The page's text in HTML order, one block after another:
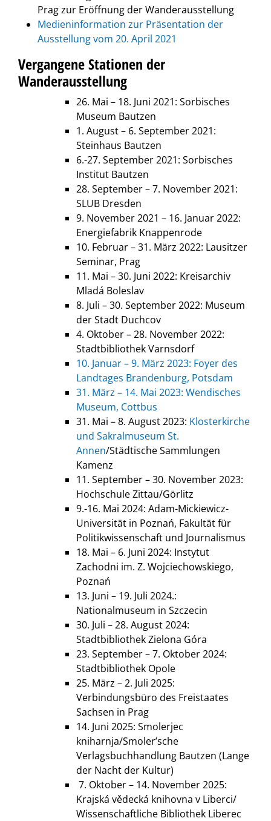
Prag zur Eröffnung der Wanderausstellung
Medieninformation zur Präsentation der
Ausstellung vom 20. April 2021
Vergangene Stationen der
Wanderausstellung
26. Mai – 18. Juni 2021: Sorbisches
Museum Bautzen
1. August – 6. September 2021:
Steinhaus Bautzen
6.-27. September 2021: Sorbisches
Institut Bautzen
28. September – 7. November 2021:
SLUB Dresden
9. November 2021 – 16. Januar 2022:
Energiefabrik Knappenrode
10. Februar – 31. März 2022: Lausitzer
Seminar, Prag
11. Mai – 30. Juni 2022: Kreisarchiv
Mladá Boleslav
8. Juli – 30. September 2022: Museum
der Stadt Duchcov
4. Oktober – 28. November 2022:
Stadtbibliothek Varnsdorf
10. Januar – 9. März 2023: Foyer des
Landtages Brandenburg, Potsdam
31. März – 14. Mai 2023: Wendisches
Museum, Cottbus
31. Mai – 8. August 2023: Klosterkirche
und Sakralmuseum St.
Annen/Städtische Sammlungen
Kamenz
11. September – 30. November 2023:
Hochschule Zittau/Görlitz
9.-16. Mai 2024: Adam-Mickiewicz-
Universität in Poznań, Fakultät für
Politikwissenschaft und Journalismus
18. Mai – 6. Juni 2024: Instytut
Zachodni im. Z. Wojciechowskiego,
Poznań
13. Juni – 19. Juli 2024.:
Nationalmuseum in Szczecin
30. Juli – 28. August 2024:
Stadtbibliothek Zielona Góra
23. September – 7. Oktober 2024:
Stadtbibliothek Opole
25. März – 2. Juli 2025:
Verbindungsbüro des Freistaates
Sachsen in Prag
14. Juni 2025: Smolerjec
kniharnja/Smoler’sche
Verlagsbuchhandlung Bautzen (Lange
der Nacht der Kultur)
7. Oktober – 14. November 2025:
Krajská vědecká knihovna v Liberci/
Wissenschaftliche Bibliothek Liberec